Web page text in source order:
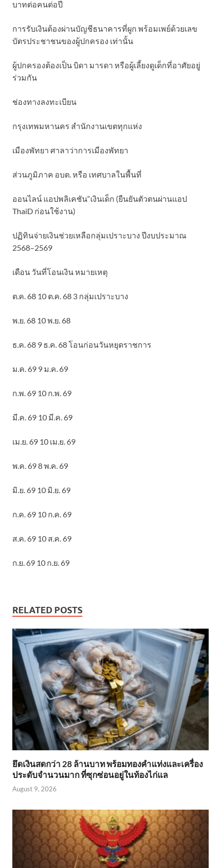
บาทต่อคนต่อปี
การรับเงินต้องผ่านบัญชีธนาคารที่ผูก พร้อมเพย์ด้วยเลข
บัตรประชาชนของผู้ปกครอง เท่านั้น
ผู้ปกครองต้องเป็น บิดา มารดา หรือผู้เลี้ยงดูเด็กที่อาศัยอยู่
ร่วมกัน
ช่องทางลงทะเบียน
กรุงเทพมหานคร สำนักงานเขตทุกแห่ง
เมืองพัทยา ศาลาว่าการเมืองพัทยา
ส่วนภูมิภาค อบต. หรือ เทศบาลในพื้นที่
ออนไลน์ แอปพลิเคชัน“เงินเด็ก (ยืนยันตัวตนผ่านแอป
ThaiD ก่อนใช้งาน)
ปฏิทินจ่ายเงินช่วยเหลือกลุ่มเปราะบาง ปีงบประมาณ
2568–2569
เดือน วันที่โอนเงิน หมายเหตุ
ต.ค. 68 10 ต.ค. 68 3 กลุ่มเปราะบาง
พ.ย. 68 10 พ.ย. 68
ธ.ค. 68 9 ธ.ค. 68 โอนก่อนวันหยุดราชการ
ม.ค. 69 9 ม.ค. 69
ก.พ. 69 10 ก.พ. 69
มี.ค. 69 10 มี.ค. 69
เม.ย. 69 10 เม.ย. 69
พ.ค. 69 8 พ.ค. 69
มิ.ย. 69 10 มิ.ย. 69
ก.ค. 69 10 ก.ค. 69
ส.ค. 69 10 ส.ค. 69
ก.ย. 69 10 ก.ย. 69
RELATED POSTS
ยึดเงินสดกว่า 28 ล้านบาท พร้อมทองคำแท่งและเครื่อง
ประดับจำนวนมาก ที่ซุกซ่อนอยู่ในท้องไก่แล
August 9, 2026